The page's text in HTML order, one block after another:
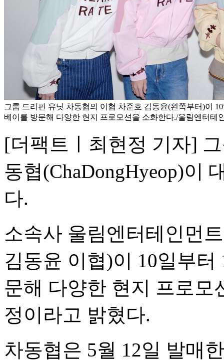
그룹 드리핀 유닛 차동협의 이협 차준호 김동윤(왼쪽부터)이
베이를 방문해 다양한 현지 프로모션을 소화한다./울림엔터테
[더팩트ㅣ최현정 기자]
동협(ChaDongHyeop)이
다.
소속사 울림엔터테인먼
김동윤 이협)이 10일부
문해 다양한 현지 프로모
정이라고 밝혔다.
차동협은 5월 12일 발매